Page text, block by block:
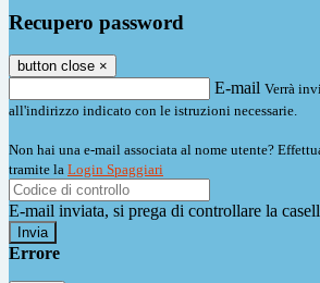
Recupero password
button close ×
E-mail Verrà
all'indirizzo indicato con le istruzioni necessarie.
Non hai una e-mail associata al nome utente?
tramite la Login Spaggiari
E-mail inviata, si prega di controllare la
Errore